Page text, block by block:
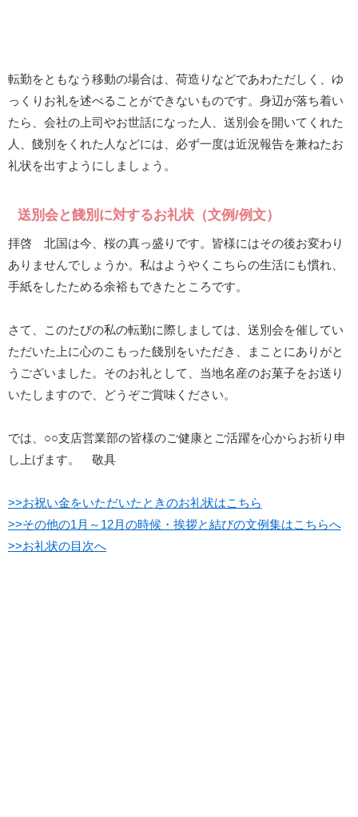
転勤をともなう移動の場合は、荷造りなどであわただしく、ゆ
っくりお礼を述べることができないものです。身辺が落ち着い
たら、会社の上司やお世話になった人、送別会を開いてくれた
人、餞別をくれた人などには、必ず一度は近況報告を兼ねたお
礼状を出すようにしましょう。
送別会と餞別に対するお礼状（文例/例文）
拝啓 北国は今、桜の真っ盛りです。皆様にはその後お変わり
ありませんでしょうか。私はようやくこちらの生活にも慣れ、
手紙をしたためる余裕もできたところです。
さて、このたびの私の転勤に際しましては、送別会を催してい
ただいた上に心のこもった餞別をいただき、まことにありがと
うございました。そのお礼として、当地名産のお菓子をお送り
いたしますので、どうぞご賞味ください。
では、○○支店営業部の皆様のご健康とご活躍を心からお祈り申
し上げます。 敬具
>>お祝い金をいただいたときのお礼状はこちら
>>その他の1月～12月の時候・挨拶と結びの文例集はこちらへ
>>お礼状の目次へ